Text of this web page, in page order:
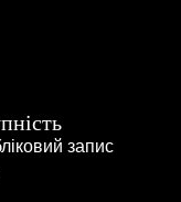
запис